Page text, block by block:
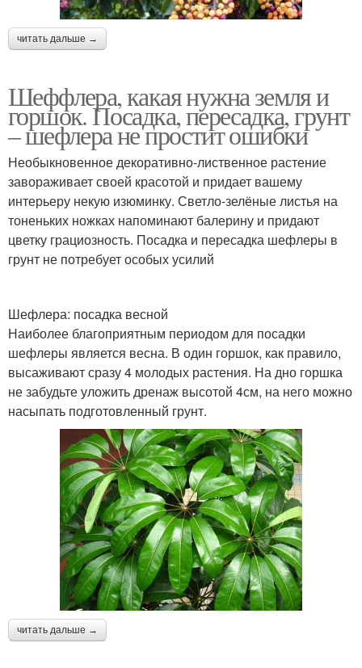
читать дальше →
Шеффлера, какая нужна земля и
горшок. Посадка, пересадка, грунт
– шефлера не простит ошибки
Необыкновенное декоративно-лиственное растение
завораживает своей красотой и придает вашему
интерьеру некую изюминку. Светло-зелёные листья на
тоненьких ножках напоминают балерину и придают
цветку грациозность. Посадка и пересадка шефлеры в
грунт не потребует особых усилий
Шефлера: посадка весной
Наиболее благоприятным периодом для посадки
шефлеры является весна. В один горшок, как правило,
высаживают сразу 4 молодых растения. На дно горшка
не забудьте уложить дренаж высотой 4см, на него можно
насыпать подготовленный грунт.
читать дальше →